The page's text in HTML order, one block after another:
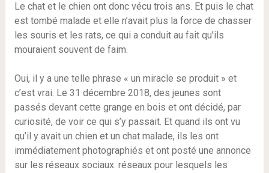
Le chat et le chien ont donc vécu trois ans. Et puis le chat
est tombé malade et elle n’avait plus la force de chasser
les souris et les rats, ce qui a conduit au fait qu’ils
mouraient souvent de faim.
Oui, il y a une telle phrase « un miracle se produit » et
c’est vrai. Le 31 décembre 2018, des jeunes sont
passés devant cette grange en bois et ont décidé, par
curiosité, de voir ce qui s’y passait. Et quand ils ont vu
qu’il y avait un chien et un chat malade, ils les ont
immédiatement photographiés et ont posté une annonce
sur les réseaux sociaux. réseaux pour lesquels les